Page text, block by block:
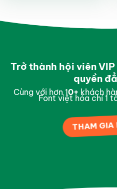
Trở thành hội viên
quyền
Cùng với hơn 10+khách
Font việt hóa chỉ 1
THAM GIA